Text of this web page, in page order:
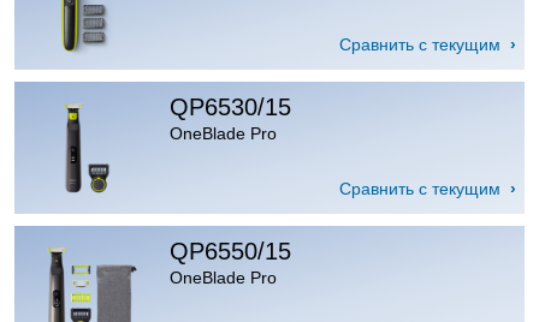
Сравнить с текущим
QP6530/15
OneBlade Pro
Сравнить с текущим
QP6550/15
OneBlade Pro